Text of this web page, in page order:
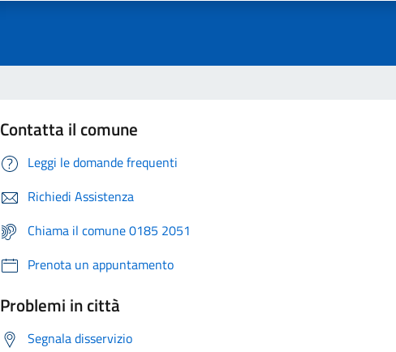
Contatta il comune
Leggi le domande frequenti
Richiedi Assistenza
Chiama il comune 0185 2051
Prenota un appuntamento
Problemi in città
Segnala disservizio